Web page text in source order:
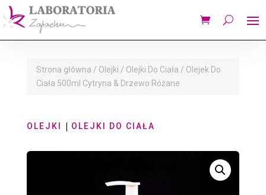
Strona główna / Olejki / Olejki Do Ciała / Olejek Do
Ciała 500ml Cytryna & Drzewo Różane
OLEJKI | OLEJKI DO CIAŁA